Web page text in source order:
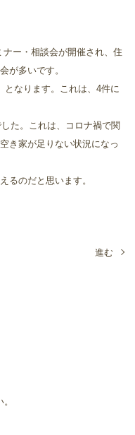
ー・相談会が開催され、住
が多いです。
となります。これは、4件に
た。これは、コロナ禍で関
き家が足りない状況になっ
るのだと思います。
進む